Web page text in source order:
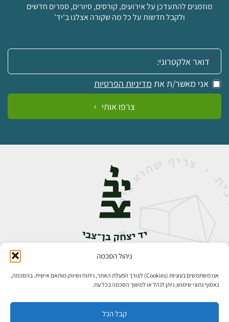
ניהול הסכמה
אנו משתמשים בעוגיות (Cookies) לצורך הפעלת האתר, ניתוח ושיווק מותאם אישית. בהסכמה,
נאסוף נתוני שימוש; ניתן לנהל או למשוך הסכמה בכל עת.
קבל הכל
מוזמנים להתעדכן על אירועים, קורסים, סיורים, ספרים חדשים
ולקבל חדשות על כל מה שקורה אצלנו ב'יד'
אימייל:
אני מאשר/ת את מדיניות הפרטיות
צרפו אותי
אבן גבירול 14, רחביה, ירושלים